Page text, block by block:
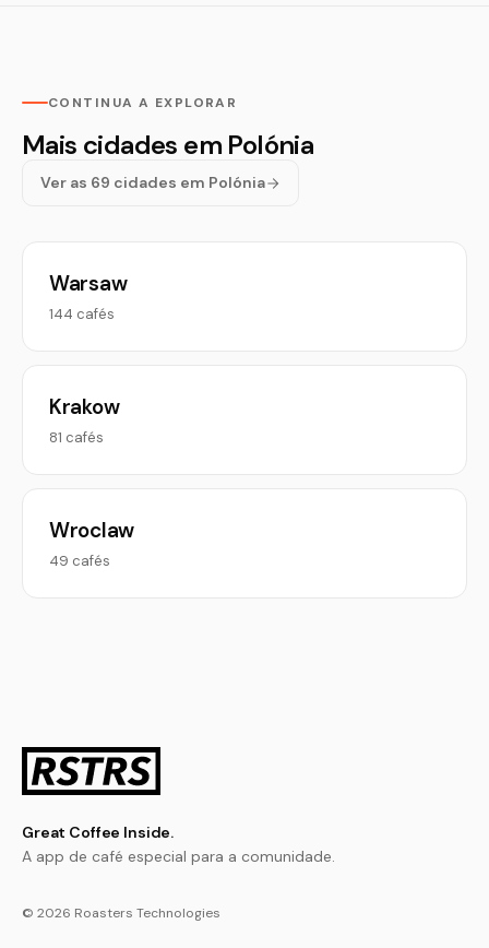
CONTINUA A EXPLORAR
Mais cidades em Polónia
Ver as 69 cidades em Polónia
Warsaw
144 cafés
Krakow
81 cafés
Wroclaw
49 cafés
Great Coffee Inside.
A app de café especial para a comunidade.
© 2026 Roasters Technologies